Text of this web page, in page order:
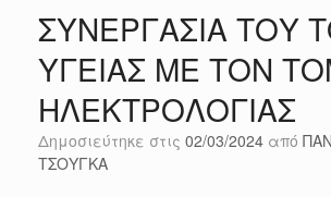
ΣΥΝΕΡΓΑΣΙΑ ΤΟΥ
ΥΓΕΙΑΣ ΜΕ ΤΟΝ
ΗΛΕΚΤΡΟΛΟΓΙΑΣ
Δημοσιεύτηκε στις 02/03/2024 από
ΤΣΟΥΓΚΑ